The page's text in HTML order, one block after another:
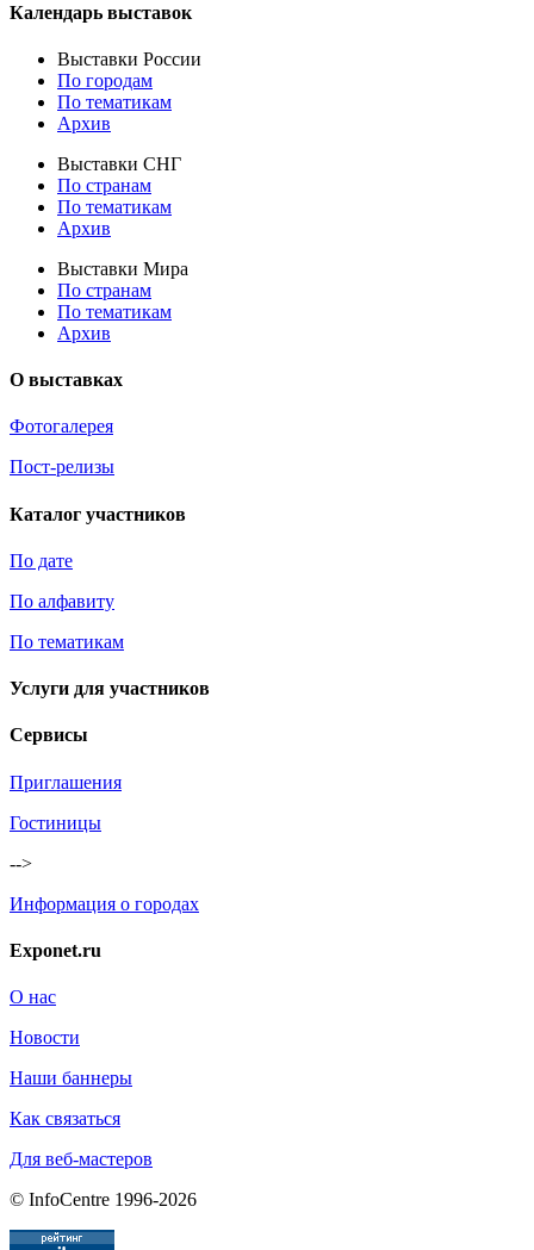
Календарь выставок
Выставки России
По городам
По тематикам
Архив
Выставки СНГ
По странам
По тематикам
Архив
Выставки Мира
По странам
По тематикам
Архив
О выставках
Фотогалерея
Пост-релизы
Каталог участников
По дате
По алфавиту
По тематикам
Услуги для участников
Сервисы
Приглашения
Гостиницы
-->
Информация о городах
Exponet.ru
О нас
Новости
Наши баннеры
Как связаться
Для веб-мастеров
© InfoCentre 1996-2026